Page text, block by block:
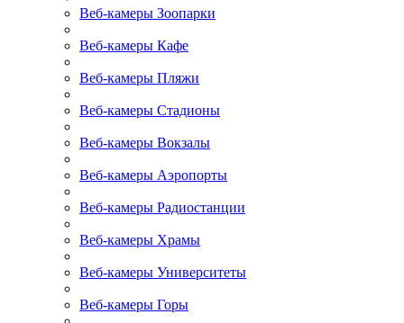
Веб-камеры Зоопарки
Веб-камеры Кафе
Веб-камеры Пляжи
Веб-камеры Стадионы
Веб-камеры Вокзалы
Веб-камеры Аэропорты
Веб-камеры Радиостанции
Веб-камеры Храмы
Веб-камеры Университеты
Веб-камеры Горы